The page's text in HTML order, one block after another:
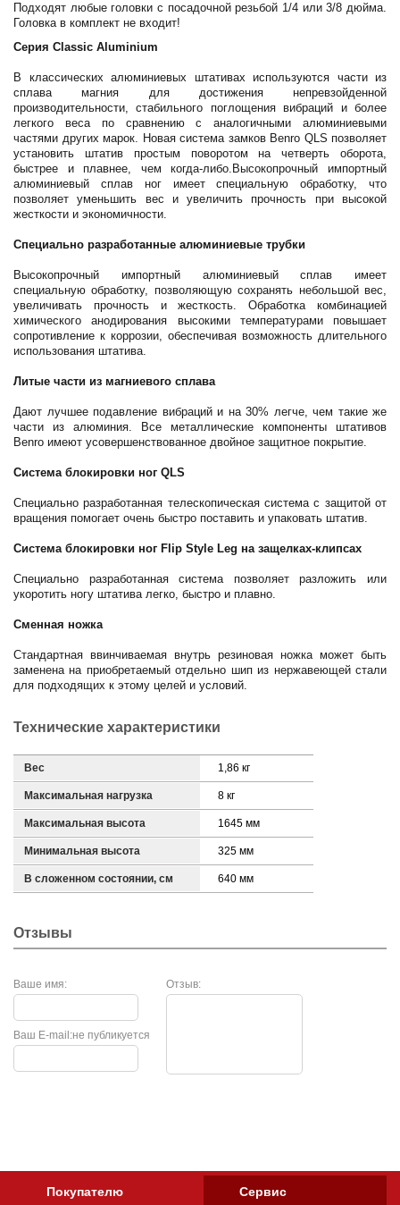
Подходят любые головки с посадочной резьбой 1/4 или 3/8 дюйма.
Головка в комплект не входит!
Серия Classic Aluminium
В классических алюминиевых штативах используются части из
сплава магния для достижения непревзойденной
производительности, стабильного поглощения вибраций и более
легкого веса по сравнению с аналогичными алюминиевыми
частями других марок. Новая система замков Benro QLS позволяет
установить штатив простым поворотом на четверть оборота,
быстрее и плавнее, чем когда-либо.Высокопрочный импортный
алюминиевый сплав ног имеет специальную обработку, что
позволяет уменьшить вес и увеличить прочность при высокой
жесткости и экономичности.
Специально разработанные алюминиевые трубки
Высокопрочный импортный алюминиевый сплав имеет
специальную обработку, позволяющую сохранять небольшой вес,
увеличивать прочность и жесткость. Обработка комбинацией
химического анодирования высокими температурами повышает
сопротивление к коррозии, обеспечивая возможность длительного
использования штатива.
Литые части из магниевого сплава
Дают лучшее подавление вибраций и на 30% легче, чем такие же
части из алюминия. Все металлические компоненты штативов
Benro имеют усовершенствованное двойное защитное покрытие.
Система блокировки ног QLS
Специально разработанная телескопическая система с защитой от
вращения помогает очень быстро поставить и упаковать штатив.
Система блокировки ног Flip Style Leg на защелках-клипсах
Специально разработанная система позволяет разложить или
укоротить ногу штатива легко, быстро и плавно.
Сменная ножка
Стандартная ввинчиваемая внутрь резиновая ножка может быть
заменена на приобретаемый отдельно шип из нержавеющей стали
для подходящих к этому целей и условий.
Технические характеристики
Вес 1,86 кг
Максимальная нагрузка 8 кг
Максимальная высота 1645 мм
Минимальная высота 325 мм
В сложенном состоянии, см 640 мм
Отзывы
Ваше имя: Отзыв:
не публикуется
Ваш E-mail:
Покупателю Сервис